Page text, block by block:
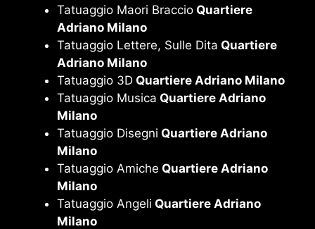
Tatuaggio Maori Braccio Quartiere
Adriano Milano
Tatuaggio Lettere, Sulle Dita Quartiere
Adriano Milano
Tatuaggio 3D Quartiere Adriano Milano
Tatuaggio Musica Quartiere Adriano
Milano
Tatuaggio Disegni Quartiere Adriano
Milano
Tatuaggio Amiche Quartiere Adriano
Milano
Tatuaggio Angeli Quartiere Adriano
Milano